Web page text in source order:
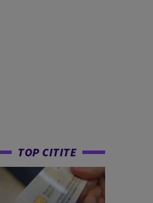
TOP CITITE